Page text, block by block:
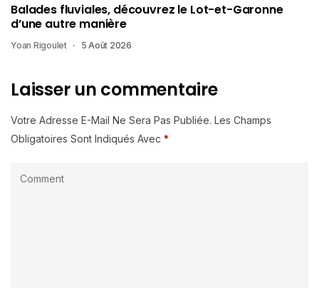
Balades fluviales, découvrez le Lot-et-Garonne
d’une autre manière
Yoan Rigoulet 5 Août 2026
Laisser un commentaire
Votre Adresse E-Mail Ne Sera Pas Publiée. Les Champs
Obligatoires Sont Indiqués Avec *